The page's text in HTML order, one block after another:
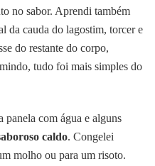
no sabor. Aprendi também
da cauda do lagostim, torcer e
do restante do corpo,
tudo foi mais simples do
panela com água e alguns
caldo. Congelei
molho ou para um risoto.